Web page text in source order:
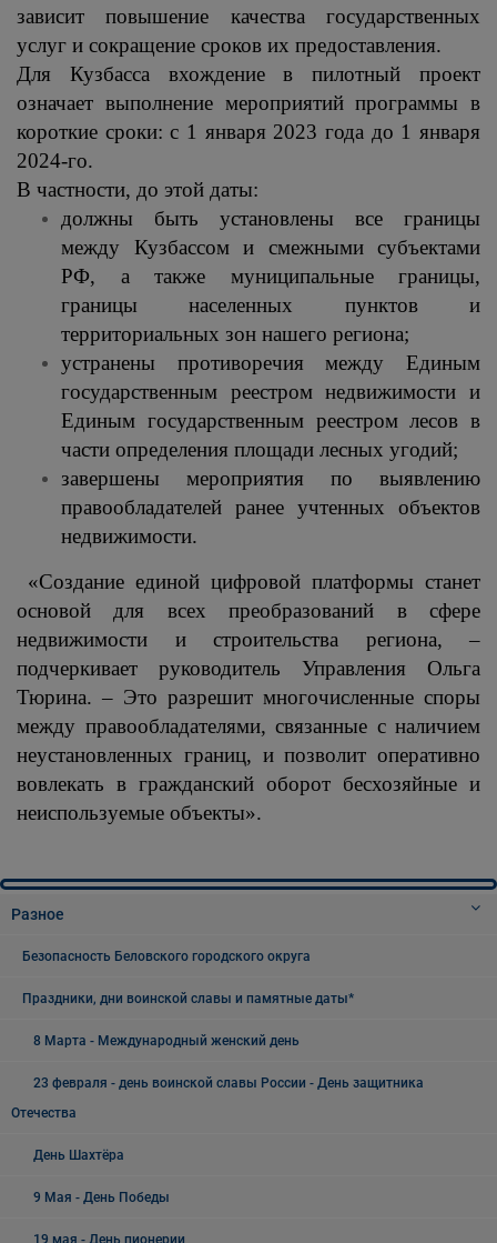
зависит повышение качества государственных
услуг и сокращение сроков их предоставления.
Для Кузбасса вхождение в пилотный проект
означает выполнение мероприятий программы в
короткие сроки: с 1 января 2023 года до 1 января
2024-го.
В частности, до этой даты:
должны быть установлены все границы
между Кузбассом и смежными субъектами
РФ, а также муниципальные границы,
границы населенных пунктов и
территориальных зон нашего региона;
устранены противоречия между Единым
государственным реестром недвижимости и
Единым государственным реестром лесов в
части определения площади лесных угодий;
завершены мероприятия по выявлению
правообладателей ранее учтенных объектов
недвижимости.
«Создание единой цифровой платформы станет
основой для всех преобразований в сфере
недвижимости и строительства региона, –
подчеркивает руководитель Управления Ольга
Тюрина. – Это разрешит многочисленные споры
между правообладателями, связанные с наличием
неустановленных границ, и позволит оперативно
вовлекать в гражданский оборот бесхозяйные и
неиспользуемые объекты».
Разное
Безопасность Беловского городского округа
Праздники, дни воинской славы и памятные даты*
8 Марта - Международный женский день
23 февраля - день воинской славы России - День защитника
Отечества
День Шахтёра
9 Мая - День Победы
19 мая - День пионерии